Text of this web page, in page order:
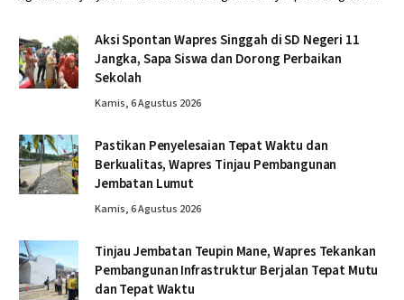
Aksi Spontan Wapres Singgah di SD Negeri 11
Jangka, Sapa Siswa dan Dorong Perbaikan
Sekolah
Kamis, 6 Agustus 2026
Pastikan Penyelesaian Tepat Waktu dan
Berkualitas, Wapres Tinjau Pembangunan
Jembatan Lumut
Kamis, 6 Agustus 2026
Tinjau Jembatan Teupin Mane, Wapres Tekankan
Pembangunan Infrastruktur Berjalan Tepat Mutu
dan Tepat Waktu